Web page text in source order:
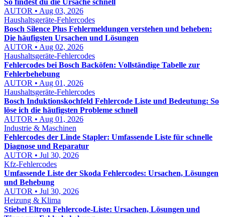
So findest du die Ursache schnell
AUTOR • Aug 03, 2026
Haushaltsgeräte-Fehlercodes
Bosch Silence Plus Fehlermeldungen verstehen und beheben:
Die häufigsten Ursachen und Lösungen
AUTOR • Aug 02, 2026
Haushaltsgeräte-Fehlercodes
Fehlercodes bei Bosch Backöfen: Vollständige Tabelle zur
Fehlerbehebung
AUTOR • Aug 01, 2026
Haushaltsgeräte-Fehlercodes
Bosch Induktionskochfeld Fehlercode Liste und Bedeutung: So
löse ich die häufigsten Probleme schnell
AUTOR • Aug 01, 2026
Industrie & Maschinen
Fehlercodes der Linde Stapler: Umfassende Liste für schnelle
Diagnose und Reparatur
AUTOR • Jul 30, 2026
Kfz-Fehlercodes
Umfassende Liste der Skoda Fehlercodes: Ursachen, Lösungen
und Behebung
AUTOR • Jul 30, 2026
Heizung & Klima
Stiebel Eltron Fehlercode-Liste: Ursachen, Lösungen und